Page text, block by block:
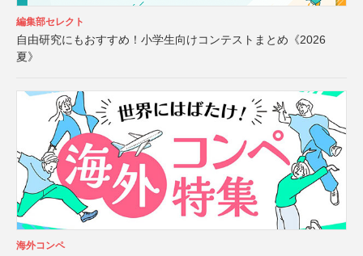
編集部セレクト
自由研究にもおすすめ！小学生向けコンテストまとめ《2026
夏》
海外コンペ